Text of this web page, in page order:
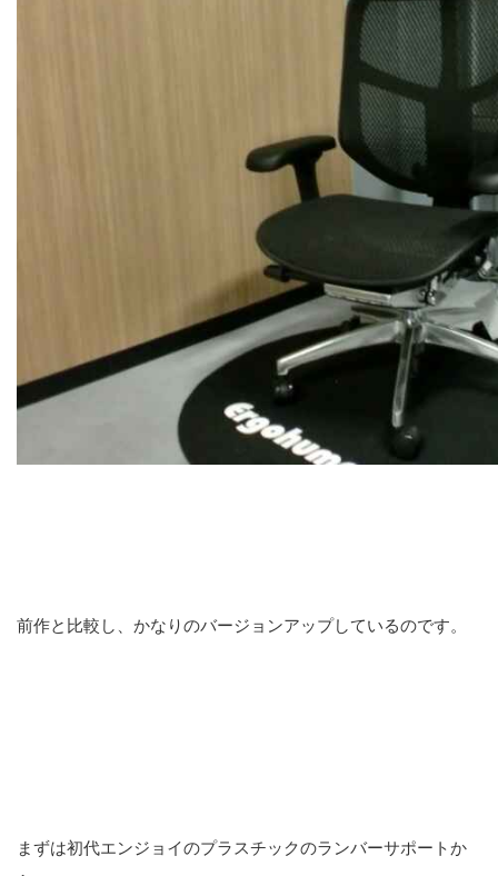
前作と比較し、かなりのバージョンアップしているのです。
まずは初代エンジョイのプラスチックのランバーサポートか